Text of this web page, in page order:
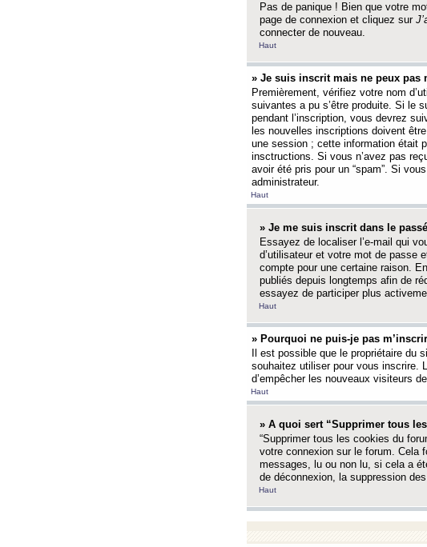
Pas de panique ! Bien que votre
page de connexion et cliquez sur
connecter de nouveau.
Haut
» Je suis inscrit mais ne peux pas
Premièrement, vérifiez votre nom
suivantes a pu s’être produite. Si le
pendant l’inscription, vous devrez
les nouvelles inscriptions doivent
une session ; cette information était
insctructions. Si vous n’avez pas
avoir été pris pour un “spam”. Si
administrateur.
Haut
» Je me suis inscrit dans le
Essayez de localiser l’e-mail qui
d’utilisateur et votre mot de passe
compte pour une certaine raison.
publiés depuis longtemps afin de
essayez de participer plus
Haut
» Pourquoi ne puis-je pas
Il est possible que le propriétaire du
souhaitez utiliser pour vous inscrire.
d’empêcher les nouveaux visiteurs
Haut
» A quoi sert “Supprimer tous
“Supprimer tous les cookies du
votre connexion sur le forum. Cela
messages, lu ou non lu, si cela a
de déconnexion, la suppression
Haut